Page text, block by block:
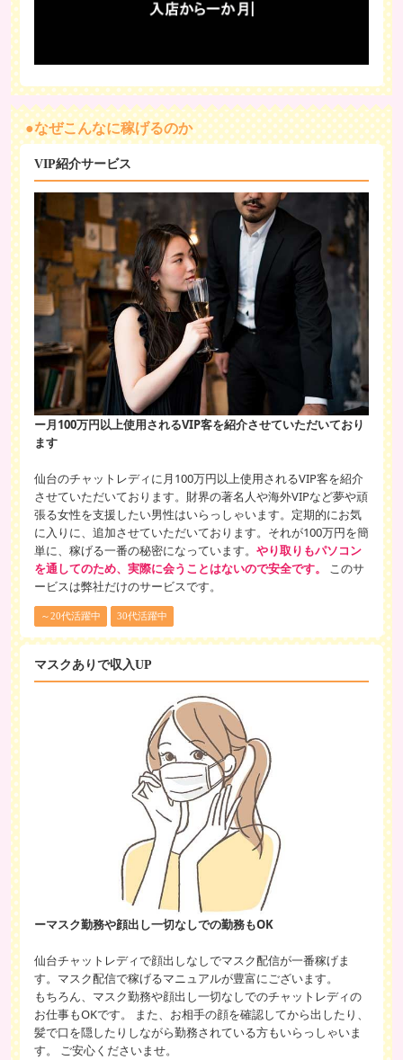
●なぜこんなに稼げるのか
VIP紹介サービス
ー月100万円以上使用されるVIP客を紹介させていただいており
ます
仙台のチャットレディに月100万円以上使用されるVIP客を紹介
させていただいております。財界の著名人や海外VIPなど夢や頑
張る女性を支援したい男性はいらっしゃいます。定期的にお気
に入りに、追加させていただいております。それが100万円を簡
単に、稼げる一番の秘密になっています。 やり取りもパソコン
を通してのため、実際に会うことはないので安全です。
このサ
ービスは弊社だけのサービスです。
～20代活躍中 30代活躍中
マスクありで収入UP
ーマスク勤務や顔出し一切なしでの勤務もOK
仙台チャットレディで顔出しなしでマスク配信が一番稼げま
す。マスク配信で稼げるマニュアルが豊富にございます。
もちろん、マスク勤務や顔出し一切なしでのチャットレディの
お仕事もOKです。 また、お相手の顔を確認してから出したり、
髪で口を隠したりしながら勤務されている方もいらっしゃいま
す。 ご安心くださいませ。